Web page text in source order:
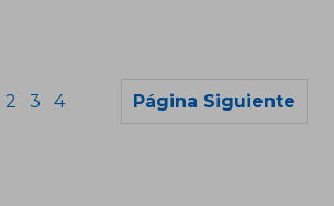
2 3 4 Página Siguiente